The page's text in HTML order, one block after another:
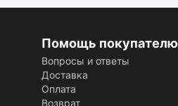
Помощь покупателю
Вопросы и ответы
Доставка
Оплата
Возврат